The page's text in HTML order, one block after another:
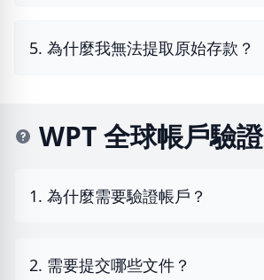
5. 為什麼我無法提取原始存款？
WPT 全球帳戶驗證
1. 為什麼需要驗證帳戶？
2. 需要提交哪些文件？